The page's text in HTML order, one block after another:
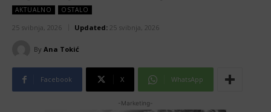
AKTUALNO OSTALO
25 svibnja, 2026 Updated: 25 svibnja, 2026
By Ana Tokić
Facebook X WhatsApp
-Marketing-